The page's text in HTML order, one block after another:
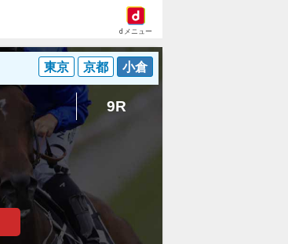
dメニュー
東京 京都 小倉
9R